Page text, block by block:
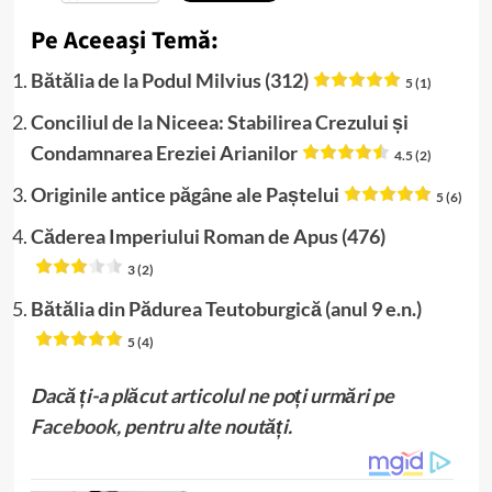
Pe Aceeași Temă:
Bătălia de la Podul Milvius (312) 5 (1)
Conciliul de la Niceea: Stabilirea Crezului și
Condamnarea Ereziei Arianilor
4.5 (2)
Originile antice păgâne ale Paștelui 5 (6)
Căderea Imperiului Roman de Apus (476)
3 (2)
Bătălia din Pădurea Teutoburgică (anul 9 e.n.)
5 (4)
Dacă ți-a plăcut articolul ne poți urmări pe
Facebook, pentru alte noutăți.